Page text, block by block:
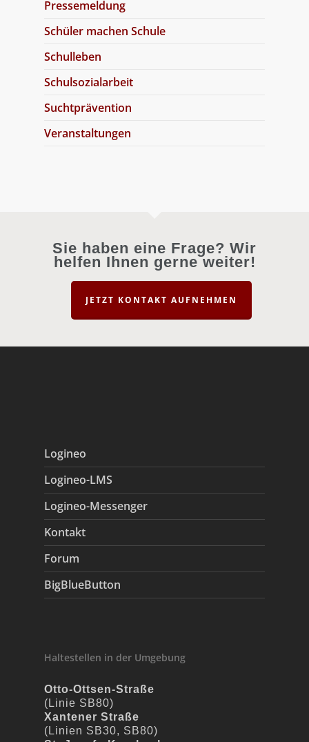
Pressemeldung
Schüler machen Schule
Schulleben
Schulsozialarbeit
Suchtprävention
Veranstaltungen
Sie haben eine Frage? Wir
helfen Ihnen gerne weiter!
JETZT KONTAKT AUFNEHMEN
Logineo
Logineo-LMS
Logineo-Messenger
Kontakt
Forum
BigBlueButton
Haltestellen in der Umgebung
Otto-Ottsen-Straße
(Linie SB80)
Xantener Straße
(Linien SB30, SB80)